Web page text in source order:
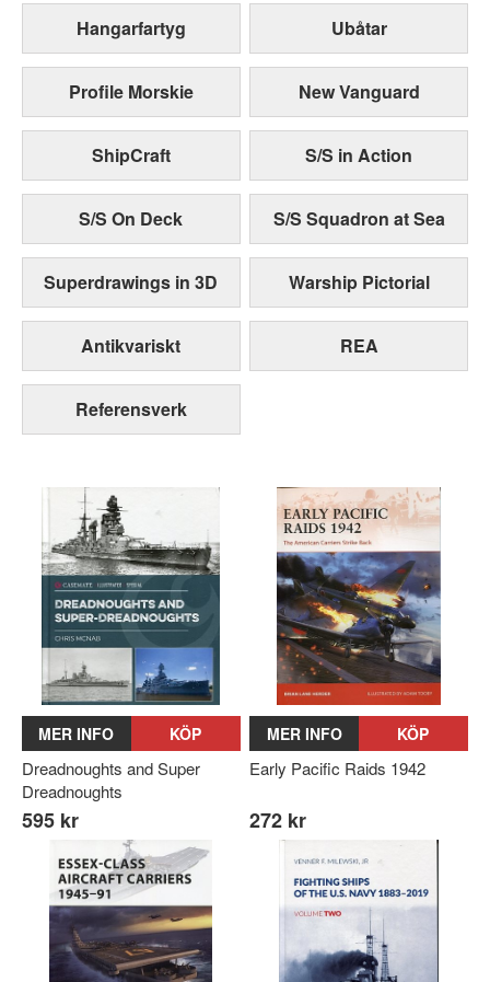
Hangarfartyg Ubåtar
Profile Morskie New Vanguard
ShipCraft S/S in Action
S/S On Deck S/S Squadron at Sea
Superdrawings in 3D Warship Pictorial
Antikvariskt REA
Referensverk
MER INFO KÖP
Dreadnoughts and Super
Dreadnoughts
595 kr
MER INFO KÖP
Early Pacific Raids 1942
272 kr